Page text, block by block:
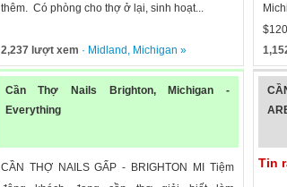
thêm. Có phòng cho thợ ở lại, sinh hoạt...
2,237 lượt xem · Midland , Michigan »
Cần Thợ Nails Brighton, Michigan -
Everything
CẦN THỢ NAILS GẤP - BRIGHTON MI Tiệm
Tin